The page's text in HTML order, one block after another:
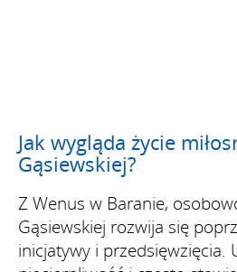
Jak wygląda życie
Gąsiewskiej?
Z Wenus w Baranie,
Gąsiewskiej rozwija się
inicjatywy i przedsięwzięcia.